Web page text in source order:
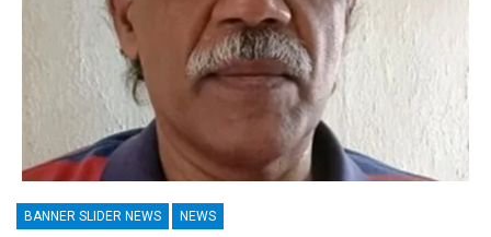
BANNER SLIDER NEWS NEWS